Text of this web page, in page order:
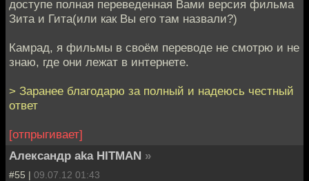
доступе полная переведенная Вами версия фильма
Зита и Гита(или как Вы его там назвали?)
Камрад, я фильмы в своём переводе не смотрю и не
знаю, где они лежат в интернете.
> Заранее благодарю за полный и надеюсь честный
ответ
[отпрыгивает]
Александр aka HITMAN »
#55 | 09.07.12 01:43